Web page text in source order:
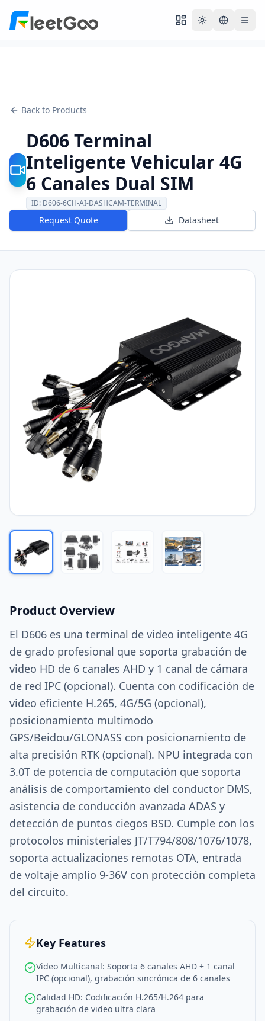
Toggle theme
Back to Products
D606 Terminal
Inteligente Vehicular 4G
6 Canales Dual SIM
ID: D606-6CH-AI-DASHCAM-TERMINAL
Request Quote Datasheet
Product Overview
El D606 es una terminal de video inteligente 4G
de grado profesional que soporta grabación de
video HD de 6 canales AHD y 1 canal de cámara
de red IPC (opcional). Cuenta con codificación de
video eficiente H.265, 4G/5G (opcional),
posicionamiento multimodo
GPS/Beidou/GLONASS con posicionamiento de
alta precisión RTK (opcional). NPU integrada con
3.0T de potencia de computación que soporta
análisis de comportamiento del conductor DMS,
asistencia de conducción avanzada ADAS y
detección de puntos ciegos BSD. Cumple con los
protocolos ministeriales JT/T794/808/1076/1078,
soporta actualizaciones remotas OTA, entrada
de voltaje amplio 9-36V con protección completa
del circuito.
Key Features
Video Multicanal: Soporta 6 canales AHD + 1 canal
IPC (opcional), grabación sincrónica de 6 canales
Calidad HD: Codificación H.265/H.264 para
grabación de video ultra clara